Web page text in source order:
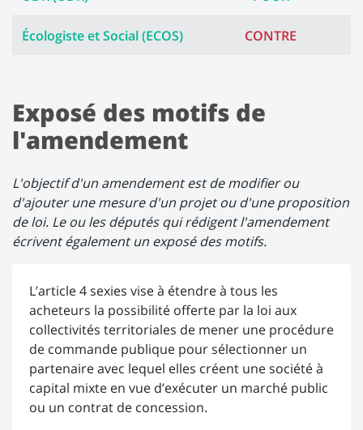
Écologiste et Social (ECOS) CONTRE
Exposé des motifs de
l'amendement
L'objectif d'un amendement est de modifier ou
d'ajouter une mesure d'un projet ou d'une proposition
de loi. Le ou les députés qui rédigent l'amendement
écrivent également un exposé des motifs.
L’article 4 sexies vise à étendre à tous les
acheteurs la possibilité offerte par la loi aux
collectivités territoriales de mener une procédure
de commande publique pour sélectionner un
partenaire avec lequel elles créent une société à
capital mixte en vue d’exécuter un marché public
ou un contrat de concession.